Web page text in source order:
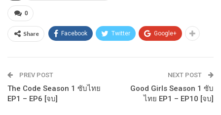
0
Share Facebook Twitter Google+
PREV POST
The Code Season 1 ซับไทย
EP1 – EP6 [จบ]
NEXT POST
Good Girls Season 1 ซับ
ไทย EP1 – EP10 [จบ]